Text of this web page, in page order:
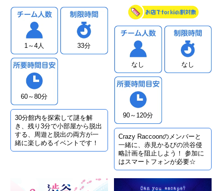
1～4人 33分
60～80分
30分館内を探索して謎を解
き、残り3分で小部屋から脱出
する、周遊と脱出の両方が一
緒に楽しめるイベントです！
なし なし
90～120分
Crazy Raccoonのメンバーと
一緒に、赤見かるびの渋谷侵
略計画を阻止しよう！ 参加に
はスマートフォンが必要☆